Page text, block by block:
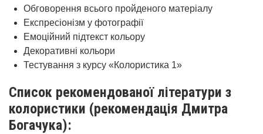
Обговорення всього пройденого матеріалу
Експресіонізм у фотографії
Емоційний підтекст кольору
Декоративні кольори
Тестування з курсу «Колористика 1»
Список рекомендованої літератури з
колористики (рекомендація Дмитра
Богачука):